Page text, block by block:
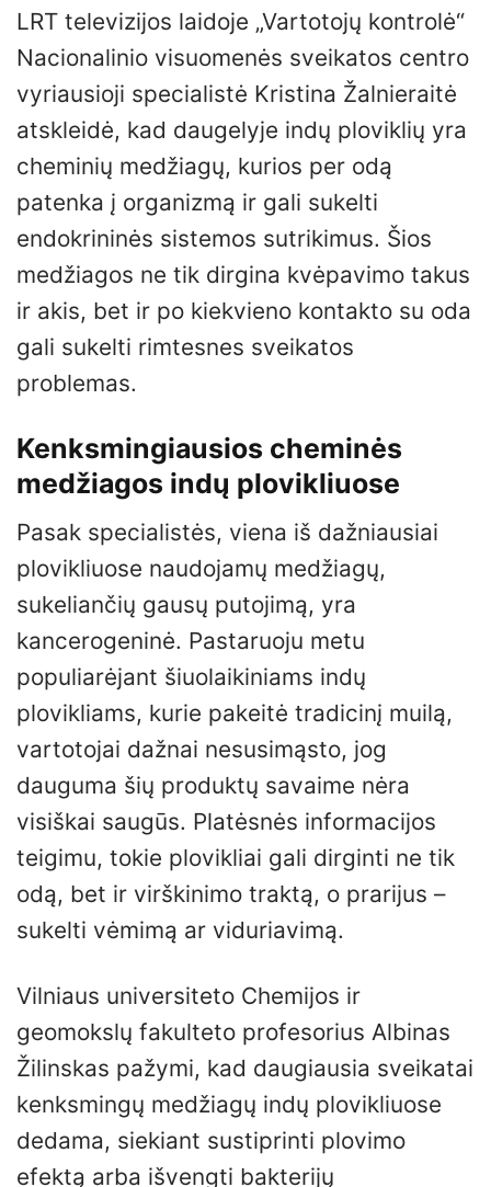
LRT televizijos laidoje „Vartotojų kontrolė“
Nacionalinio visuomenės sveikatos centro
vyriausioji specialistė Kristina Žalnieraitė
atskleidė, kad daugelyje indų ploviklių yra
cheminių medžiagų, kurios per odą
patenka į organizmą ir gali sukelti
endokrininės sistemos sutrikimus. Šios
medžiagos ne tik dirgina kvėpavimo takus
ir akis, bet ir po kiekvieno kontakto su oda
gali sukelti rimtesnes sveikatos
problemas.
Kenksmingiausios cheminės
medžiagos indų plovikliuose
Pasak specialistės, viena iš dažniausiai
plovikliuose naudojamų medžiagų,
sukeliančių gausų putojimą, yra
kancerogeninė. Pastaruoju metu
populiarėjant šiuolaikiniams indų
plovikliams, kurie pakeitė tradicinį muilą,
vartotojai dažnai nesusimąsto, jog
dauguma šių produktų savaime nėra
visiškai saugūs. Platėsnės informacijos
teigimu, tokie plovikliai gali dirginti ne tik
odą, bet ir virškinimo traktą, o prarijus –
sukelti vėmimą ar viduriavimą.
Vilniaus universiteto Chemijos ir
geomokslų fakulteto profesorius Albinas
Žilinskas pažymi, kad daugiausia sveikatai
kenksmingų medžiagų indų plovikliuose
dedama, siekiant sustiprinti plovimo
efektą arba išvengti bakterijų